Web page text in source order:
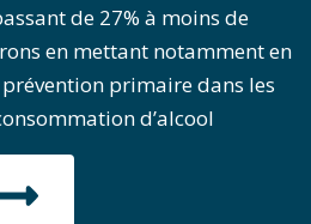
de 27% à moins de
en mettant notamment en
primaire dans les
d’alcool